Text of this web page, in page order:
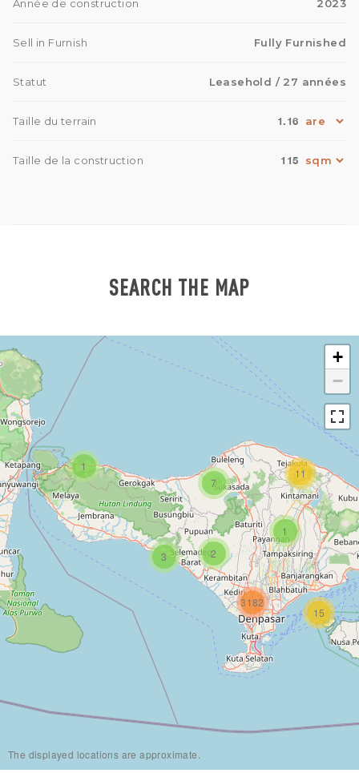
Année de construction 2023
Sell in Furnish Fully Furnished
Statut Leasehold / 27 années
Taille du terrain 1.16
Taille de la construction 115
SEARCH THE MAP
1
1
3
7
2
15
11
3182
+
−
The displayed locations are approximate.